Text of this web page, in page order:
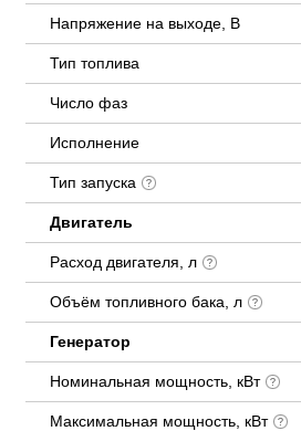
Напряжение на выходе, В
Тип топлива
Число фаз
Исполнение
Тип запуска
Двигатель
Расход двигателя, л
Объём топливного бака, л
Генератор
Номинальная мощность, кВт
Максимальная мощность, кВт